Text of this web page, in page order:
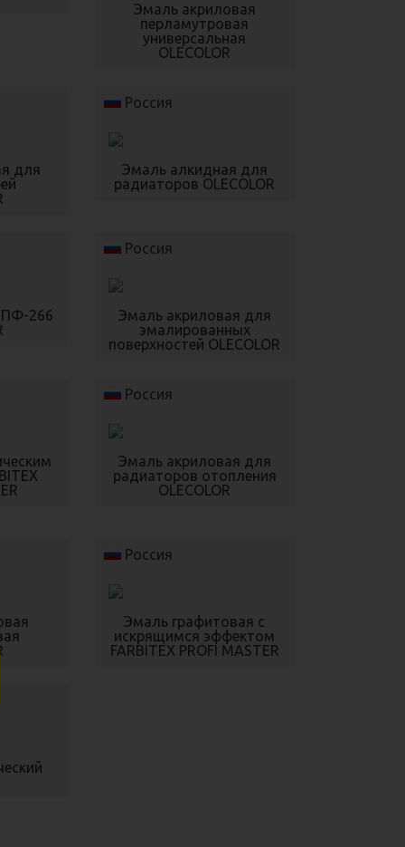
Эмаль акриловая
перламутровая
универсальная
OLECOLOR
для
Россия
Эмаль алкидная для
радиаторов OLECOLOR
ПФ-266
Россия
Эмаль акриловая для
эмалированных
поверхностей OLECOLOR
Россия
Эмаль акриловая для
радиаторов отопления
OLECOLOR
Россия
Эмаль графитовая с
искрящимся эффектом
FARBITEX PROFI MASTER